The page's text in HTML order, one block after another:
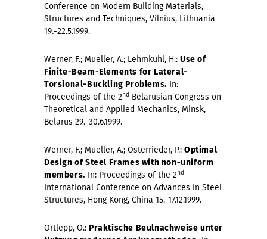
Conference on Modern Building Materials,
Structures and Techniques, Vilnius, Lithuania
19.-22.5.1999.
Werner, F.; Mueller, A.; Lehmkuhl, H.: Use of
Finite-Beam-Elements for Lateral-
Torsional-Buckling Problems. In:
Proceedings of the 2nd Belarusian Congress on
Theoretical and Applied Mechanics, Minsk,
Belarus 29.-30.6.1999.
Werner, F.; Mueller, A.; Osterrieder, P.: Optimal
Design of Steel Frames with non-uniform
members. In: Proceedings of the 2nd
International Conference on Advances in Steel
Structures, Hong Kong, China 15.-17.12.1999.
Ortlepp, O.: Praktische Beulnachweise unter